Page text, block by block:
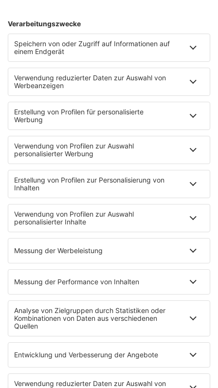
Aktuelles
Zum Nachhören
Nachrichten
Wetter
Blitzer & Verkehr
Programmübersicht
Team
Podcasts
Access All Areas
delta Backstage
Jahrhundertgeschichten
Mein delta radio
App
DAB+
Empfang
Jobs & Praktika
Service
Datenschutz
Datenschutzeinstellungen
Impressum
Nutzungsbedingungen
Stromvergleich
Werbung buchen